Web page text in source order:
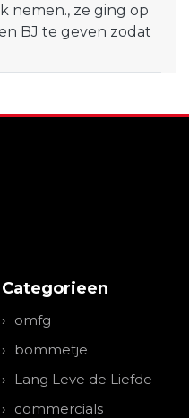
nemen., ze ging op
BJ te geven zodat
Categorieen
omfg
bommetje
Lang Leve de Liefde
commercials